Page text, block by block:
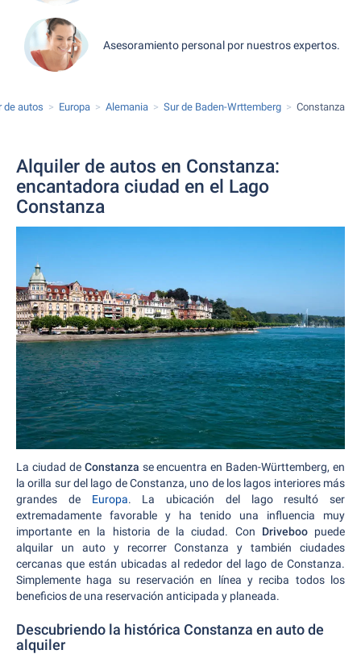
Asesoramiento personal por nuestros expertos.
de autos Europa Alemania Sur de Baden-Wrttemberg Constanza
Alquiler de autos en Constanza:
encantadora ciudad en el Lago
Constanza
La ciudad de Constanza se encuentra en Baden-Württemberg, en
la orilla sur del lago de Constanza, uno de los lagos interiores más
grandes de Europa. La ubicación del lago resultó ser
extremadamente favorable y ha tenido una influencia muy
importante en la historia de la ciudad. Con Driveboo puede
alquilar un auto y recorrer Constanza y también ciudades
cercanas que están ubicadas al rededor del lago de Constanza.
Simplemente haga su reservación en línea y reciba todos los
beneficios de una reservación anticipada y planeada.
Descubriendo la histórica Constanza en auto de
alquiler